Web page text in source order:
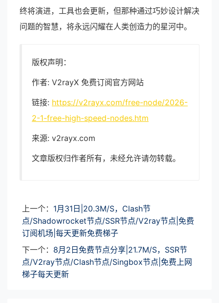
终将演进，工具也会更新，但那种通过巧妙设计解决
问题的智慧，将永远闪耀在人类创造力的星河中。
版权声明：
作者: V2rayX 免费订阅官方网站
链接: https://v2rayx.com/free-node/2026-
2-1-free-high-speed-nodes.htm
来源: v2rayx.com
文章版权归作者所有，未经允许请勿转载。
上一个： 1月31日|20.3M/S，Clash节
点/Shadowrocket节点/SSR节点/V2ray节点|免费
订阅机场|每天更新免费梯子
下一个： 8月2日免费节点分享|21.7M/S，SSR节
点/V2ray节点/Clash节点/Singbox节点|免费上网
梯子每天更新